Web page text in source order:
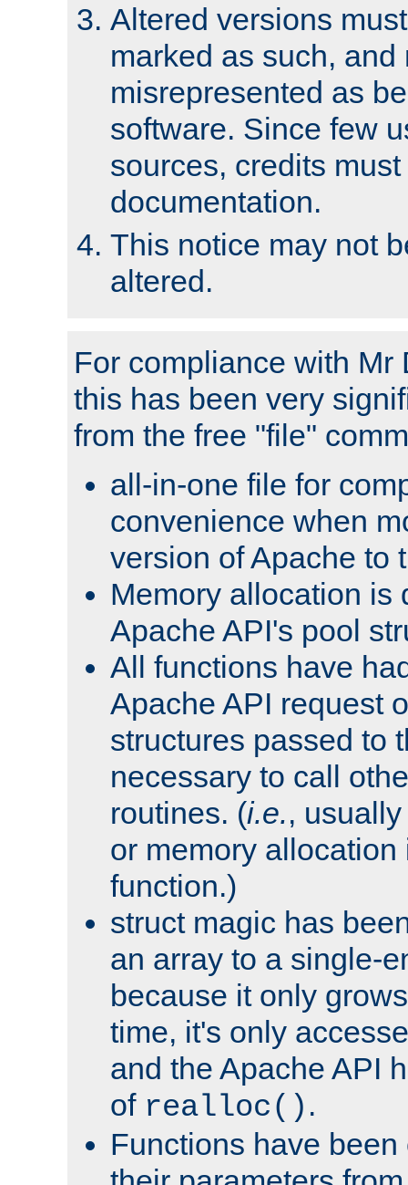
Altered versions
marked as such, and
misrepresented as
software. Since few
sources, credits
documentation.
This notice may not
altered.
For compliance with Mr
this has been very
from the free "file"
all-in-one file for
convenience when
version of Apache to
Memory allocation is
Apache API's pool
All functions have
Apache API request
structures passed to
necessary to call
routines. (i.e.,
or memory
function.)
struct magic has
an array to a single-
because it only
time, it's only
and the Apache API
of realloc() .
Functions have